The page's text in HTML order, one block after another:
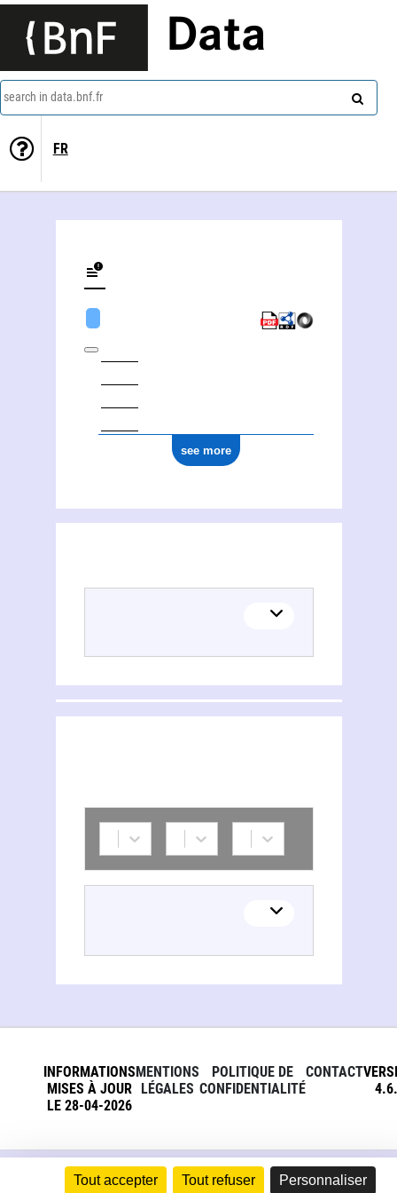
Tout accepter Tout refuser Personnaliser
Data
search in data.bnf.fr
FR
see more
INFORMATIONS
MISES À JOUR
LE 28-04-2026
MENTIONS
LÉGALES
POLITIQUE DE
CONFIDENTIALITÉ
CONTACT